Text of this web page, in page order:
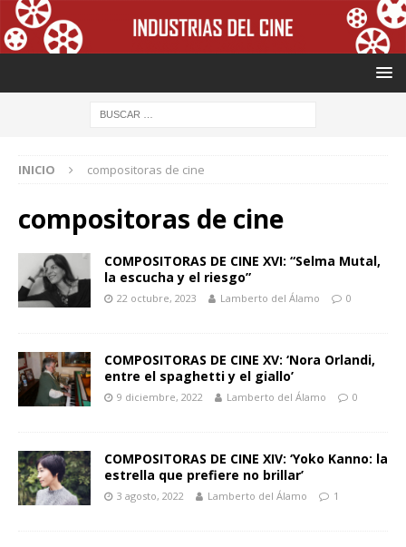
INICIO compositoras de cine
compositoras de cine
COMPOSITORAS DE CINE XVI: “Selma Mutal,
la escucha y el riesgo”
22 octubre, 2023 Lamberto del Álamo 0
COMPOSITORAS DE CINE XV: ‘Nora Orlandi,
entre el spaghetti y el giallo’
9 diciembre, 2022 Lamberto del Álamo 0
COMPOSITORAS DE CINE XIV: ‘Yoko Kanno: la
estrella que prefiere no brillar’
3 agosto, 2022 Lamberto del Álamo 1